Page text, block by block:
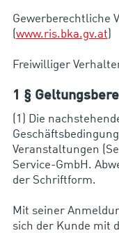
Gewerberechtliche
www.ris.bka.gv.at)
Freiwilliger
1 §
(1) Die
Veranstaltungen
Service-GmbH.
der Schriftform.
Mit seiner
sich der Kunde mit